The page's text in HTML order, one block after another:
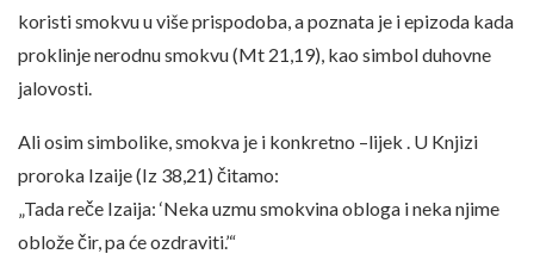
koristi smokvu u više prispodoba, a poznata je i epizoda kada
proklinje nerodnu smokvu (Mt 21,19), kao simbol duhovne
jalovosti.
Ali osim simbolike, smokva je i konkretno –lijek . U Knjizi
proroka Izaije (Iz 38,21) čitamo:
„Tada reče Izaija: ‘Neka uzmu smokvina obloga i neka njime
oblože čir, pa će ozdraviti.’“